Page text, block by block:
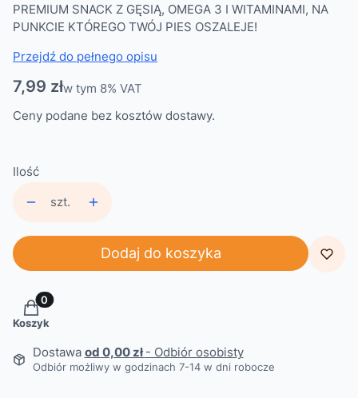
PREMIUM SNACK Z GĘSIĄ, OMEGA 3 I WITAMINAMI, NA
PUNKCIE KTÓREGO TWÓJ PIES OSZALEJE!
Przejdź do pełnego opisu
Cena
7,99 złw tym 8% VAT
w tym 8% VAT
Ceny podane bez kosztów dostawy.
Ilość
szt.
Dodaj do koszyka
Produkty w koszyku: 0. Zobacz szczegóły
Koszyk
Dostawa od 0,00 zł- Odbiór osobisty
Odbiór możliwy w godzinach 7-14 w dni robocze